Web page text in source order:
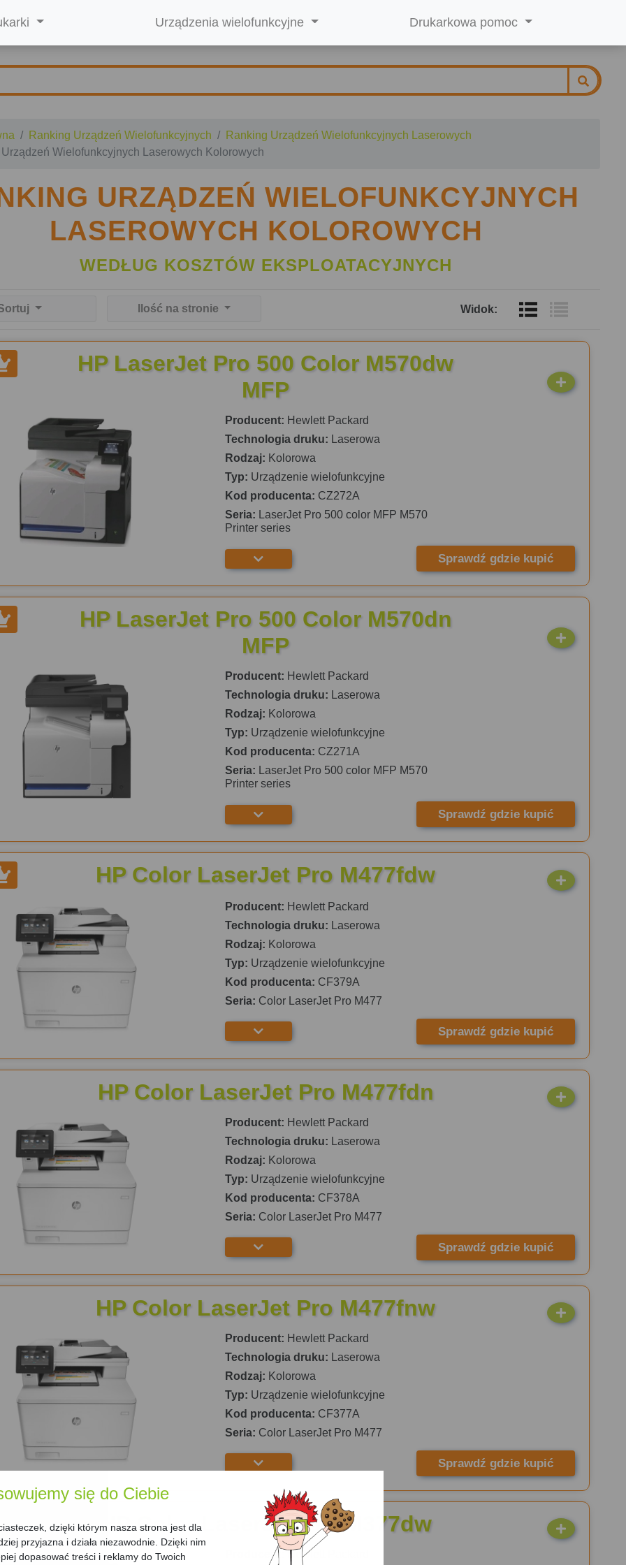
się do Ciebie
dzięki którym nasza strona jest dla
przyjazna i działa niezawodnie. Dzięki nim
dopasować treści i reklamy do Twoich
Urządzenia wielofunkcyjne Drukarkowa pomoc
Ranking Urządzeń Wielofunkcyjnych
Ranking Urządzeń Wielofunkcyjnych Laserowych
Wielofunkcyjnych Laserowych Kolorowych
URZĄDZEŃ WIELOFUNKCYJNYCH
LASEROWYCH KOLOROWYCH
WEDŁUG KOSZTÓW EKSPLOATACYJNYCH
Ilość na stronie Widok:
HP LaserJet Pro 500 Color M570dw
MFP
Producent: Hewlett Packard
Technologia druku: Laserowa
Rodzaj: Kolorowa
Typ: Urządzenie wielofunkcyjne
Kod producenta: CZ272A
Seria: LaserJet Pro 500 color MFP M570
Printer series
Sprawdź gdzie kupić
HP LaserJet Pro 500 Color M570dn
MFP
Producent: Hewlett Packard
Technologia druku: Laserowa
Rodzaj: Kolorowa
Typ: Urządzenie wielofunkcyjne
Kod producenta: CZ271A
Seria: LaserJet Pro 500 color MFP M570
Printer series
Sprawdź gdzie kupić
HP Color LaserJet Pro M477fdw
Producent: Hewlett Packard
Technologia druku: Laserowa
Rodzaj: Kolorowa
Typ: Urządzenie wielofunkcyjne
Kod producenta: CF379A
Seria: Color LaserJet Pro M477
Sprawdź gdzie kupić
HP Color LaserJet Pro M477fdn
Producent: Hewlett Packard
Technologia druku: Laserowa
Rodzaj: Kolorowa
Typ: Urządzenie wielofunkcyjne
Kod producenta: CF378A
Seria: Color LaserJet Pro M477
Sprawdź gdzie kupić
HP Color LaserJet Pro M477fnw
Producent: Hewlett Packard
Technologia druku: Laserowa
Rodzaj: Kolorowa
Typ: Urządzenie wielofunkcyjne
Kod producenta: CF377A
Seria: Color LaserJet Pro M477
Sprawdź gdzie kupić
HP Color LaserJet Pro M377dw
Producent: Hewlett Packard